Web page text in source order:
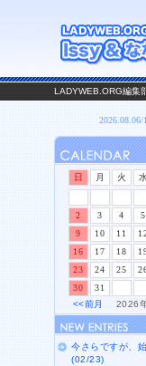
LADYWEB.ORG編集
日 月 火 水
2
3 4 5
9
10 11
16
17 18
23
24 25
30
31
<<前月
2026
今さらですが、
(02/23)